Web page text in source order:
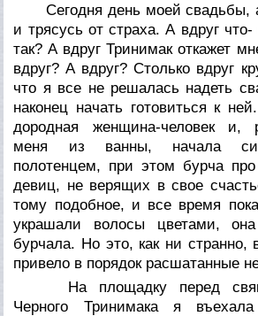
Сегодня день моей свадьбы,
и трясусь от страха. А вдруг
так? А вдруг Тринимак откажет
вдруг? А вдруг? Столько вдруг
что я все не решалась надеть
наконец начать готовиться к
дородная женщина-человек и,
меня из ванны, начала
полотенцем, при этом бурча
девиц, не верящих в свое
тому подобное, и все время
украшали волосы цветами,
бурчала. Но это, как ни странно,
привело в порядок расшатанные
На площадку перед
Черного Тринимака я